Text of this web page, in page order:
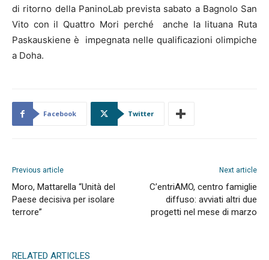
di ritorno della PaninoLab prevista sabato a Bagnolo San
Vito con il Quattro Mori perché anche la lituana Ruta
Paskauskiene è impegnata nelle qualificazioni olimpiche
a Doha.
Facebook Twitter
Previous article
Moro, Mattarella “Unità del
Paese decisiva per isolare
terrore”
Next article
C’entriAMO, centro famiglie
diffuso: avviati altri due
progetti nel mese di marzo
RELATED ARTICLES